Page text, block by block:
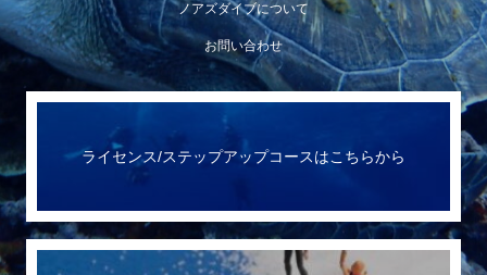
ノアズダイブについて
お問い合わせ
ライセンス/ステップアップコースはこちらから